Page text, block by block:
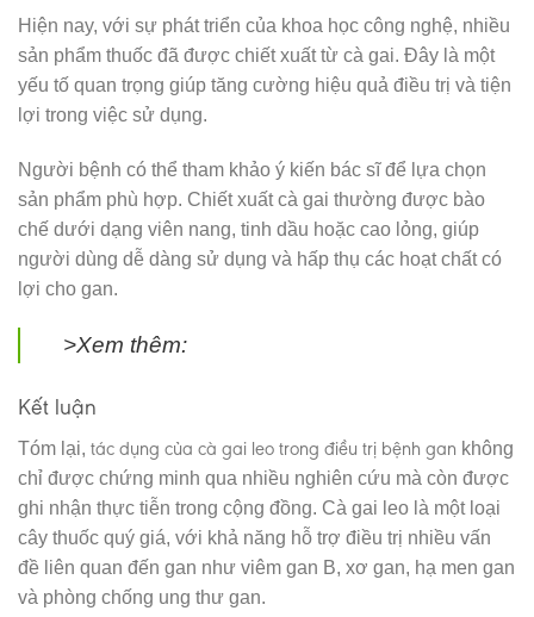
Hiện nay, với sự phát triển của khoa học công nghệ, nhiều
sản phẩm thuốc đã được chiết xuất từ cà gai. Đây là một
yếu tố quan trọng giúp tăng cường hiệu quả điều trị và tiện
lợi trong việc sử dụng.
Người bệnh có thể tham khảo ý kiến bác sĩ để lựa chọn
sản phẩm phù hợp. Chiết xuất cà gai thường được bào
chế dưới dạng viên nang, tinh dầu hoặc cao lỏng, giúp
người dùng dễ dàng sử dụng và hấp thụ các hoạt chất có
lợi cho gan.
>Xem thêm:
Kết luận
Tóm lại, tác dụng của cà gai leo trong điều trị bệnh gan không
chỉ được chứng minh qua nhiều nghiên cứu mà còn được
ghi nhận thực tiễn trong cộng đồng. Cà gai leo là một loại
cây thuốc quý giá, với khả năng hỗ trợ điều trị nhiều vấn
đề liên quan đến gan như viêm gan B, xơ gan, hạ men gan
và phòng chống ung thư gan.